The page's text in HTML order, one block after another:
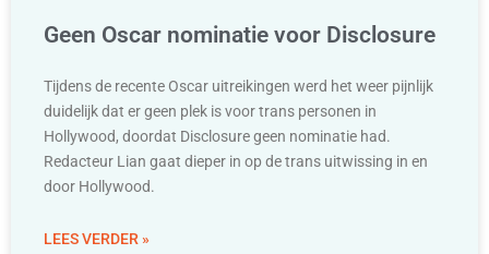
Geen Oscar nominatie voor Disclosure
Tijdens de recente Oscar uitreikingen werd het weer pijnlijk
duidelijk dat er geen plek is voor trans personen in
Hollywood, doordat Disclosure geen nominatie had.
Redacteur Lian gaat dieper in op de trans uitwissing in en
door Hollywood.
LEES VERDER »